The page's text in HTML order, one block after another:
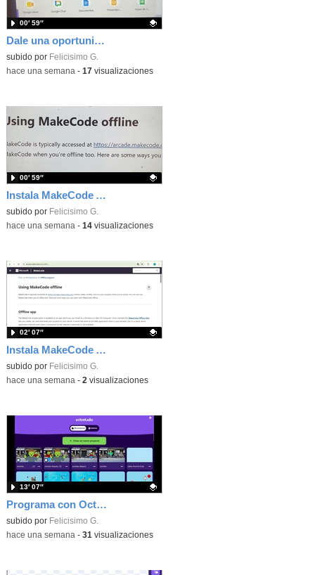
Dale una oportunidad a los Chromebooks y utiliza un proyector para realizar talleres si no tienes pantallas táctiles
Contenido educativo.
subido por Felicisimo G.
00′ 59″
-hace una semana - 17 visualizaciones
Instala MakeCode Arcade para trabajar offline en tu tablet, ordenador, Chromebook
Contenido educativo.
subido por Felicisimo G.
00′ 59″
-hace una semana - 14visualizaciones
Instala MakeCode Arcade offline para programar grandes juegos sin necesidad de Internet
Contenido educativo.
subido por Felicisimo G.
02′ 07″
-hace una semana - 2 visualizaciones
Programa con OctoStudio, un juego de disparos contra Zombies con un cargador basado en el House of the dead
Contenido educativo.
subido por Felicisimo G.
13′ 07″
-hace una semana - 31 visualizaciones